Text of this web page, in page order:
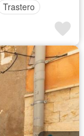
Trastero